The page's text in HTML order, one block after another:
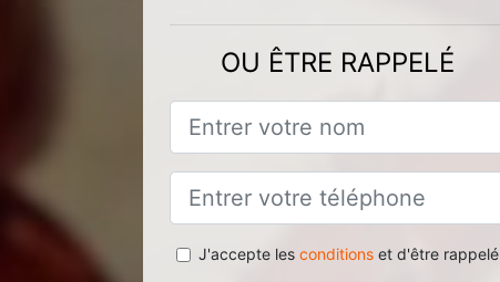
OU ÊTRE RAPPELÉ
J'accepte les conditionset d'être rappelé